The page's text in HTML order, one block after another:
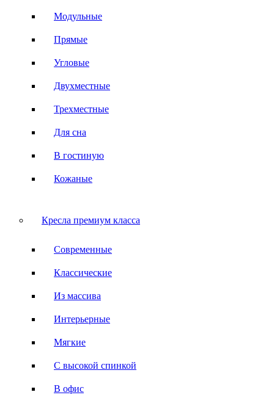
Модульные
Прямые
Угловые
Двухместные
Трехместные
Для сна
В гостиную
Кожаные
Кресла премиум класса
Современные
Классические
Из массива
Интерьерные
Мягкие
С высокой спинкой
В офис